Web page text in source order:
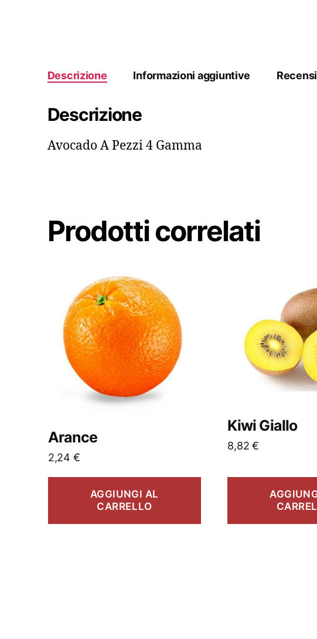
Descrizione Informazioni aggiuntive
Descrizione
Avocado A Pezzi 4 Gamma
Prodotti correlati
Arance
2,24 €
AGGIUNGI AL
CARRELLO
Kiwi Giallo
8,82€